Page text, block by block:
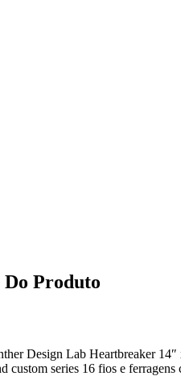
Do Produto
Design Lab Heartbreaker
custom series 16 fios e ferragens